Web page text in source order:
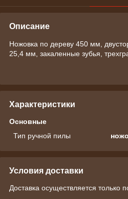
Описание
Ножовка по дереву 450 мм,
25,4 мм, закаленные зубья,
Характеристики
Основные
Тип ручной пилы
Условия доставки
Доставка осуществляется только